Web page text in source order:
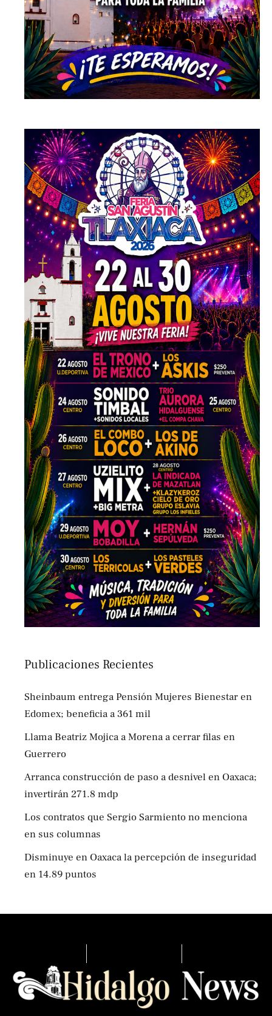
Publicaciones Recientes
Sheinbaum entrega Pensión Mujeres Bienestar en
Edomex; beneficia a 361 mil
Llama Beatriz Mojica a Morena a cerrar filas en
Guerrero
Arranca construcción de paso a desnivel en Oaxaca;
invertirán 271.8 mdp
Los contratos que Sergio Sarmiento no menciona
en sus columnas
Disminuye en Oaxaca la percepción de inseguridad
en 14.89 puntos